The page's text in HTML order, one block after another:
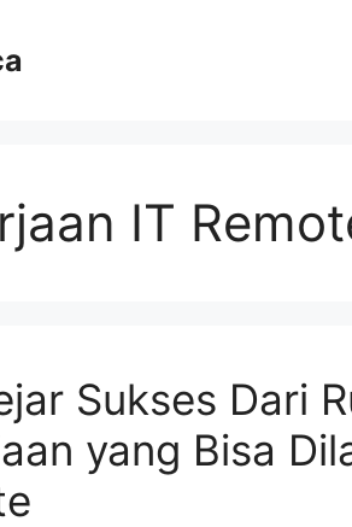
IT
Sukses Dari
yang Bisa